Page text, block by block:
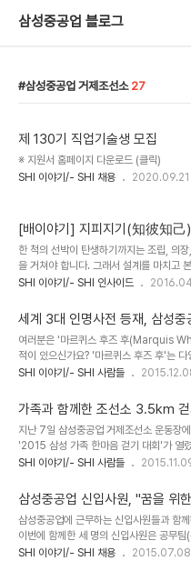
삼성중공업 블로그
삼성중공업 거제조선소 27
제 130기 직업기술생 모집
※ 지원서 홈페이지 다운로드 (클릭)
SHI 이야기/- SHI 채용
2020.09.21
[배이야기] 지피지기(知彼知己)
정리!!
한 척의 선박이 탄생하기까지는 조립, 의
을 거쳐야 합니다. 그래서 설계를 마치고
면, 보통 선박 한 척을 완성하는데 천 명 이
장, 취부, 곡직…이름만 들어서는 도대체
많이 등장합니다. 자, 그래서 준비했습니
작업용어 총정리 들어갑니다~~ ^^ ▲ 전
단 조선소에서 사용하는 강판이나 스테인
서 요구하는 부재로 플라즈마 절단(전기에
자르는 것 을 말합니다 배재 부재, ..
SHI 이야기/- SHI 인사이드
세계 3대 인명사전 등재, 삼성중
원
여러분은 '마르퀴스 후즈 후(Marquis
적이 있으신가요? '마르퀴스 후즈 후'는 다
를 인정받은 사람들의 데이터베이스를 수
있습니다. 삼성중공업에도 자신의 분야에
'2016년 마르퀴스 후즈 후'에 등재된 인물
삼성중공업 ICT 융합기술센터의 박정서
나봅니다! ┗ ICT 융합기술센터의 박정서
2009년 삼성중공업에 입사했습니다. 조선
화할 수 있을까?'를 많이..
SHI 이야기/- SHI 사람들
가족과 함께한 조선소 3.5km 걷
지난 7일 삼성중공업 거제조선소 운동장
'2015 삼성 가족 한마음 걷기 대회'가 열
구하고 이 날 행사에는 김효섭 조선소장을
┗ 운동장을 가득 메운 임직원과 가족들 김
회사를 통해 “오늘 걷기 행사가 삼성중공
아가는 도전과 약속의 발걸음이 되길 바란
려했습니다. 걷기대회에 참가한 가족들은
함께 걸으며 대화를 나누고 즐거운 한때를
SHI 이야기/- SHI 사람들
삼성중공업 신입사원, "꿈을 위
다."
삼성중공업에 근무하는 신입사원들과 함
이번에 함께한 세 명의 신입사원은 공무
(해양구매2) 이하나 사원, 기계지원부 정한
SHI 이야기/- SHI 채용 2015.07.08